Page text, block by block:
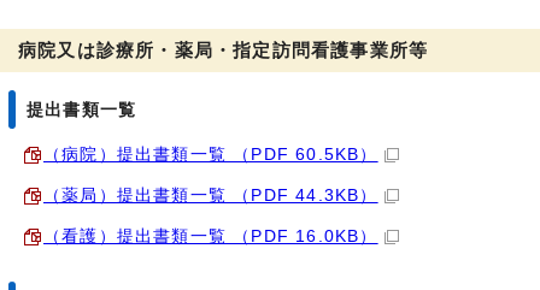
病院又は診療所・薬局・指定訪問看護事業所等
提出書類一覧
（病院）提出書類一覧 （PDF 60.5KB）
（薬局）提出書類一覧 （PDF 44.3KB）
（看護）提出書類一覧 （PDF 16.0KB）